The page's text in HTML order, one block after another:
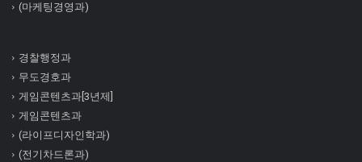
(마케팅경영과)
경찰행정과
무도경호과
게임콘텐츠과[3년제]
게임콘텐츠과
(라이프디자인학과)
(전기차드론과)